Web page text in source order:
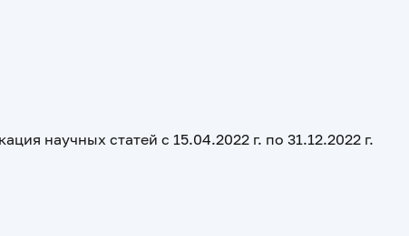
научных статей с 15.04.2022 г. по 31.12.2022 г.